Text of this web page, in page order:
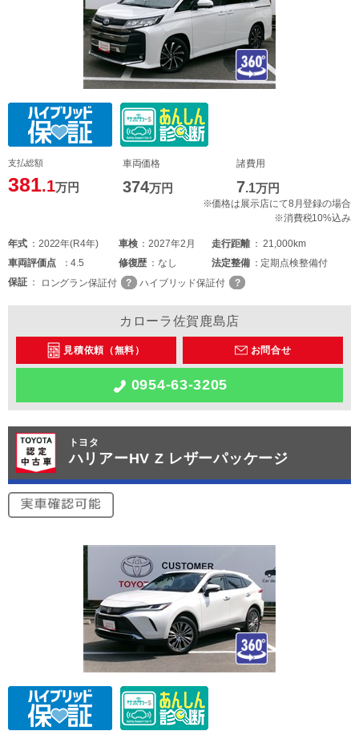
支払総額
381.1万円
車両価格
374万円
諸費用
7.1万円
※価格は展示店にて8月登録の場合
※消費税10%込み
年式 2022年(R4年) 車検 2027年2月 走行距離
21,000km
車両評価点 4.5 修復歴 なし 法定整備
定期点検整備付
保証
ロングラン保証付 ハイブリッド保証付
カローラ佐賀鹿島店
見積依頼（無料） お問合せ
0954-63-3205
トヨタ
ハリアーHV Z レザーパッケージ